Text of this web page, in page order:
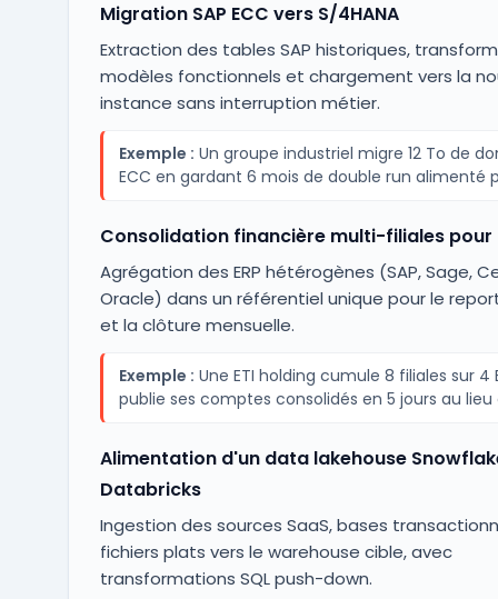
Migration SAP ECC vers S/4HANA
Extraction des tables SAP historiques,
modèles fonctionnels et chargement vers la
instance sans interruption métier.
Exemple : Un groupe industriel migre 12 To de
ECC en gardant 6 mois de double run alimenté
Consolidation financière multi-filiales pour
Agrégation des ERP hétérogènes (SAP, Sage,
Oracle) dans un référentiel unique pour le
et la clôture mensuelle.
Exemple : Une ETI holding cumule 8 filiales sur 4
publie ses comptes consolidés en 5 jours au lieu
Alimentation d'un data lakehouse
Databricks
Ingestion des sources SaaS, bases
fichiers plats vers le warehouse cible, avec
transformations SQL push-down.